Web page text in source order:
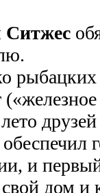
Ситжес
и
дом